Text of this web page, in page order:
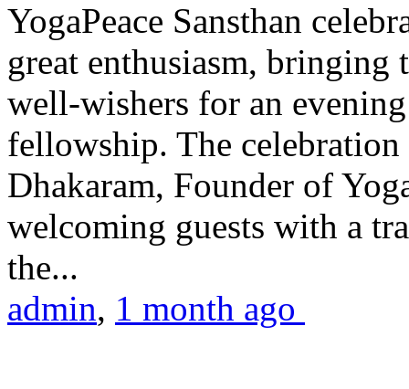
YogaPeace Sansthan
great enthusiasm, bringing
well-wishers for an
fellowship. The
Dhakaram, Founder of
welcoming guests with a
the...
admin, 1 month ago